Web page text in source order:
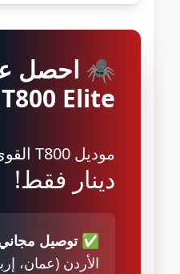
🕷️ احصل
T800 Elite الآن!
موديل T800 القوي بسعر:
دينار فقط!
✅توصيل
الأردن (عمان،